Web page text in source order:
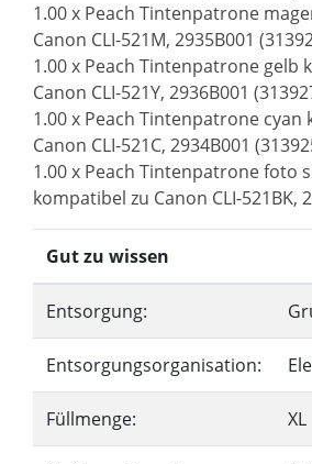
1.00 x Peach Tintenpatrone
Canon CLI-521M, 2935B001
1.00 x Peach Tintenpatrone gelb
Canon CLI-521Y, 2936B001
1.00 x Peach Tintenpatrone cyan
Canon CLI-521C, 2934B001
1.00 x Peach Tintenpatrone foto
kompatibel zu Canon CLI-521BK,
Gut zu wissen
Entsorgung:
Entsorgungsorganisation:
Füllmenge: XL